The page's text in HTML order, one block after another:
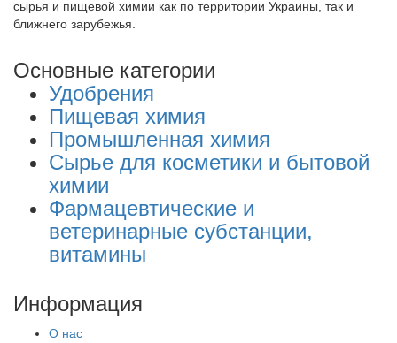
сырья и пищевой химии как по территории Украины, так и
ближнего зарубежья.
Основные категории
Удобрения
Пищевая химия
Промышленная химия
Сырье для косметики и бытовой
химии
Фармацевтические и
ветеринарные субстанции,
витамины
Информация
О нас